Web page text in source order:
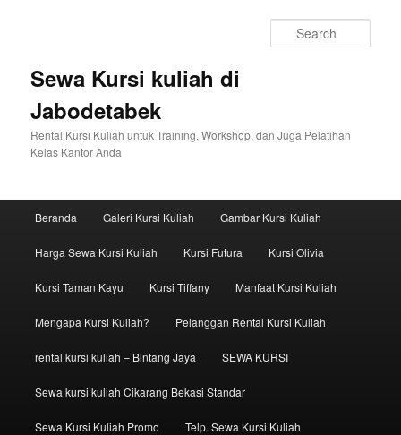
Sewa Kursi kuliah di
Jabodetabek
Rental Kursi Kuliah untuk Training, Workshop, dan Juga Pelatihan
Kelas Kantor Anda
Skip to primary content
Skip to secondary content
Beranda Galeri Kursi Kuliah Gambar Kursi Kuliah
Harga Sewa Kursi Kuliah Kursi Futura Kursi Olivia
Kursi Taman Kayu Kursi Tiffany Manfaat Kursi Kuliah
Mengapa Kursi Kuliah? Pelanggan Rental Kursi Kuliah
rental kursi kuliah – Bintang Jaya SEWA KURSI
Sewa kursi kuliah Cikarang Bekasi Standar
Sewa Kursi Kuliah Promo Telp. Sewa Kursi Kuliah